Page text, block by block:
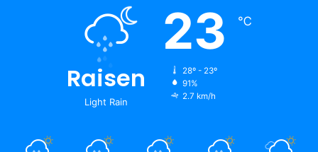
Raisen
Light Rain
23 ℃
28º - 23º
91%
2.7 km/h